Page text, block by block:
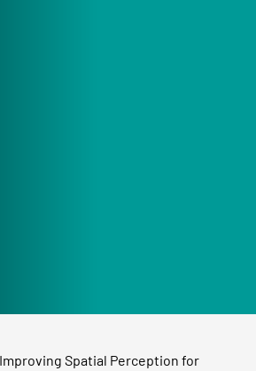
Spatial Perception for